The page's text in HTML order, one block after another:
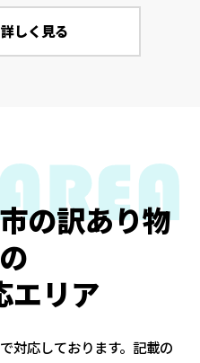
しく見る
の訳あり物
エリア
対応しております。記載の